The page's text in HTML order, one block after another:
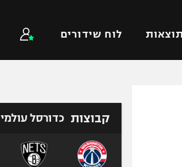
תוצאות לוח שידורים
טניס
כדורעף
קבוצות כדורסל עולמי